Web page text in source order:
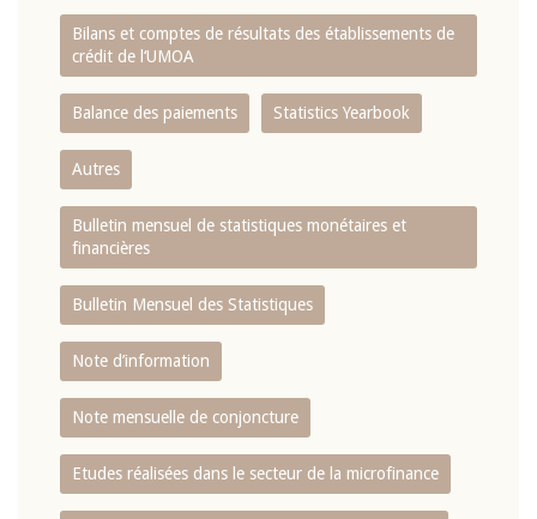
Bilans et comptes de résultats des établissements de
crédit de l‘UMOA
Balance des paiements Statistics Yearbook
Autres
Bulletin mensuel de statistiques monétaires et
financières
Bulletin Mensuel des Statistiques
Note d’information
Note mensuelle de conjoncture
Etudes réalisées dans le secteur de la microfinance